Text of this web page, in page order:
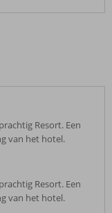
Resort. Een
van het hotel.
Resort. Een
van het hotel.